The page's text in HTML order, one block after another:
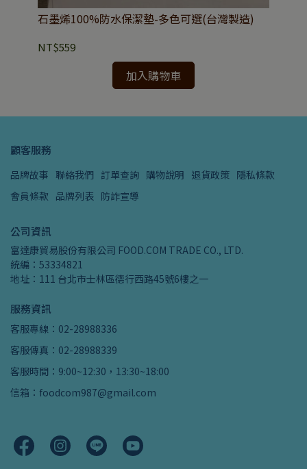
石墨烯100%防水保潔墊-多色可選(台灣製造)
NT$559
加入購物車
顧客服務
品牌故事 聯絡我們 訂單查詢 購物說明 退貨政策 隱私條款
會員條款 品牌列表 防詐宣導
公司資訊
富達康貿易股份有限公司 FOOD.COM TRADE CO., LTD.
統編：53334821
地址：111 台北市士林區德行西路45號6樓之一
服務資訊
客服專線：02-28988336
客服傳真：02-28988339
客服時間：9:00~12:30，13:30~18:00
信箱：foodcom987@gmail.com